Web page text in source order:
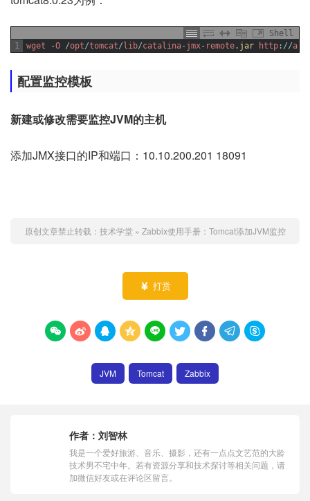
Shell
1
wget -O /opt/tomcat/ lib/catalina- jmx- remote.jar http : //
配置监控模板
新建或修改需要监控JVM的主机
添加JMX接口的IP和端口：10.10.200.201 18091
原创文章禁止转载： 技术学堂» Zabbix使用手册：Tomcat添加JVM监控
 打赏
        
JVM Tomcat Zabbix
作者： 刘智林
我是一个爱好旅游、音乐、摄影，还有一点点文艺范的大龄
技术男不宅中年。若有资源分享和技术探讨等相关问题，请
加微信好友或在评论区留言。